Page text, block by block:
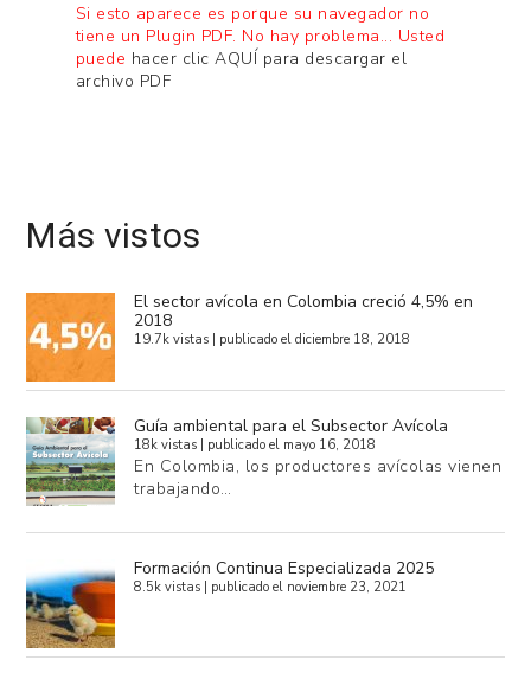
Si esto aparece es porque su navegador no
tiene un Plugin PDF. No hay problema... Usted
puede hacer clic AQUÍ para descargar el
archivo PDF
Más vistos
El sector avícola en Colombia creció 4,5% en
2018
19.7k vistas | publicado el diciembre 18, 2018
Guía ambiental para el Subsector Avícola
18k vistas | publicado el mayo 16, 2018
En Colombia, los productores avícolas vienen
trabajando…
Formación Continua Especializada 2025
8.5k vistas | publicado el noviembre 23, 2021